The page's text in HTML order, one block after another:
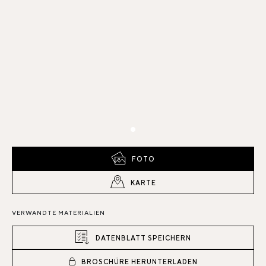
FOTO
KARTE
VERWANDTE MATERIALIEN
DATENBLATT SPEICHERN
BROSCHÜRE HERUNTERLADEN